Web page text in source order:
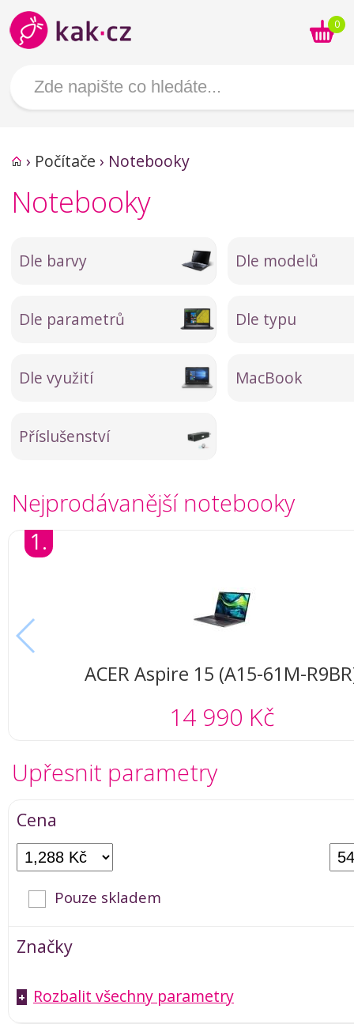
0
› Počítače › Notebooky
Notebooky
Dle barvy Dle modelů
Dle parametrů Dle typu
Dle využití MacBook
Příslušenství
Nejprodávanější notebooky
1.
ACER Aspire 15 (A15-61M-
14 990 Kč
Upřesnit parametry
Cena
Pouze skladem
Značky
+ Rozbalit všechny parametry